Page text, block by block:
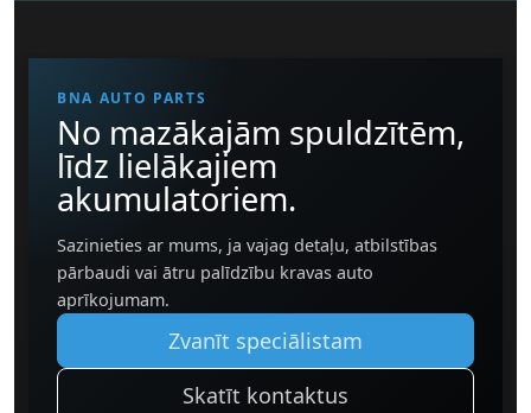
BNA AUTO PARTS
No mazākajām spuldzītēm,
līdz lielākajiem
akumulatoriem.
Sazinieties ar mums, ja vajag detaļu, atbilstības
pārbaudi vai ātru palīdzību kravas auto
aprīkojumam.
Zvanīt speciālistam
Skatīt kontaktus